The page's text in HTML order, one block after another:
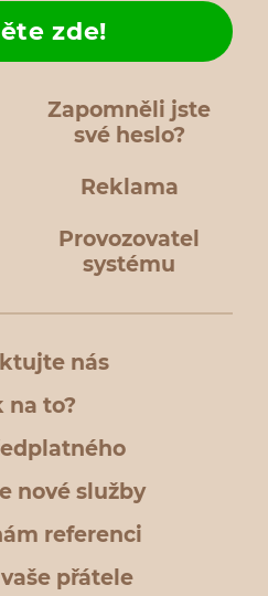
Zapomněli jste
své heslo?
zde!
Reklama
Provozovatel
systému
nás
na to?
nové služby
referenci
přátele